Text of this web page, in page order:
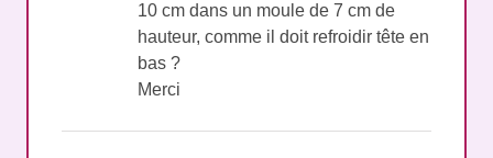
10 cm dans un moule de 7 cm de
hauteur, comme il doit refroidir tête en
bas ?
Merci